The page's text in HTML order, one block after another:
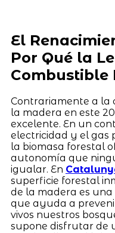
El
Por Qué la
Combustible
Contrariamente a la
la madera en este
excelente. En un
electricidad y el gas
la biomasa forestal
autonomía que
igualar. En
superficie forestal
de la madera es
que ayuda a
vivos nuestros
supone disfrutar de